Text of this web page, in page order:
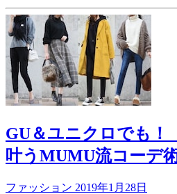
GU＆ユニクロでも
叶うMUMU流コーデ
ファッション 2019年1月28日